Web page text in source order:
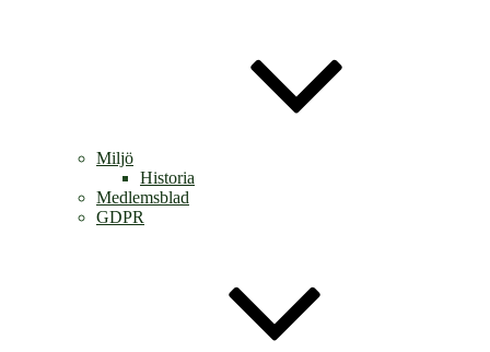
Miljö
Historia
Medlemsblad
GDPR